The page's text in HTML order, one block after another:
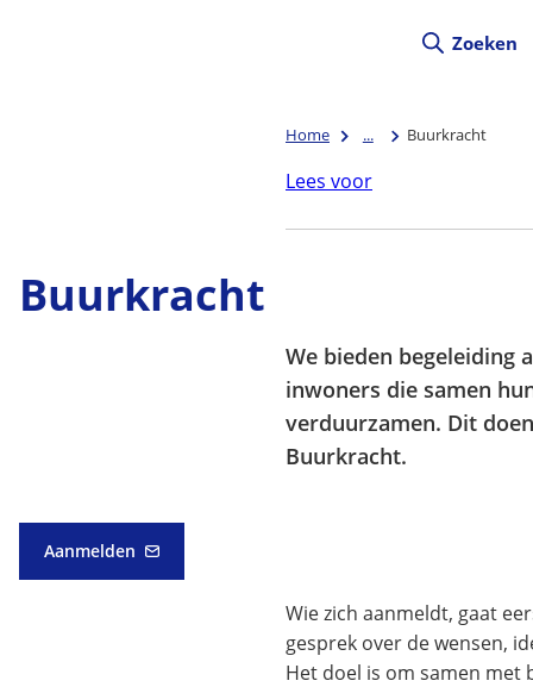
Zoeken
Home ... Buurkracht
Lees voor
Buurkracht
We bieden begeleiding
inwoners die samen
verduurzamen. Dit
Buurkracht.
Aanmelden
(Verwijst
Wie zich aanmeldt, gaat
gesprek over de wensen,
Het doel is om samen met